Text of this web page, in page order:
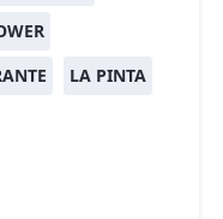
LA PINTA